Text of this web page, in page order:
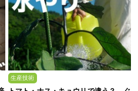
生産技術